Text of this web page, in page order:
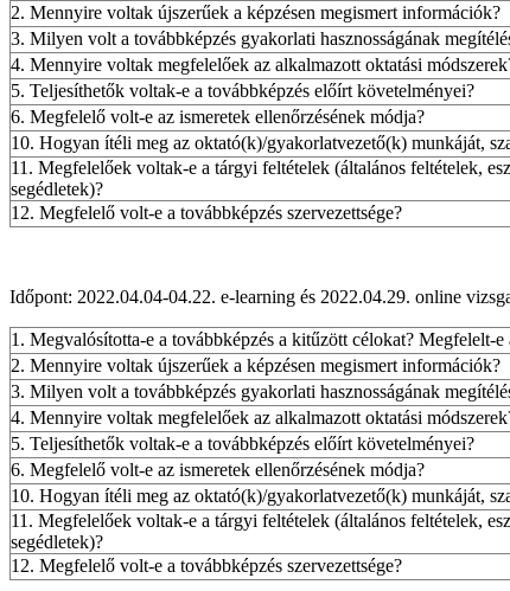
2. Mennyire voltak újszerűek a képzésen megismert információk?
3. Milyen volt a továbbképzés gyakorlati hasznosságának
4. Mennyire voltak megfelelőek az alkalmazott oktatási
5. Teljesíthetők voltak-e a továbbképzés előírt követelményei?
6. Megfelelő volt-e az ismeretek ellenőrzésének módja?
10. Hogyan ítéli meg az oktató(k)/gyakorlatvezető(k) munkáját,
11. Megfelelőek voltak-e a tárgyi feltételek (általános feltételek,
segédletek)?
12. Megfelelő volt-e a továbbképzés szervezettsége?
Időpont: 2022.04.04-04.22. e-learning és 2022.04.29. online
1. Megvalósította-e a továbbképzés a kitűzött célokat? Megfelelt-e
2. Mennyire voltak újszerűek a képzésen megismert információk?
3. Milyen volt a továbbképzés gyakorlati hasznosságának
4. Mennyire voltak megfelelőek az alkalmazott oktatási
5. Teljesíthetők voltak-e a továbbképzés előírt követelményei?
6. Megfelelő volt-e az ismeretek ellenőrzésének módja?
10. Hogyan ítéli meg az oktató(k)/gyakorlatvezető(k) munkáját,
11. Megfelelőek voltak-e a tárgyi feltételek (általános feltételek,
segédletek)?
12. Megfelelő volt-e a továbbképzés szervezettsége?